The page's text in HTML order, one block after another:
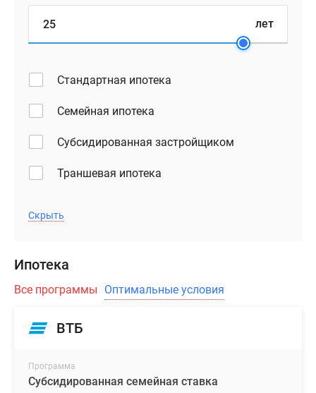
лет
Стандартная ипотека
Семейная ипотека
Субсидированная застройщиком
Траншевая ипотека
Скрыть
Ипотека
Все программы Оптимальные условия
ВТБ
Программа
Субсидированная семейная ставка